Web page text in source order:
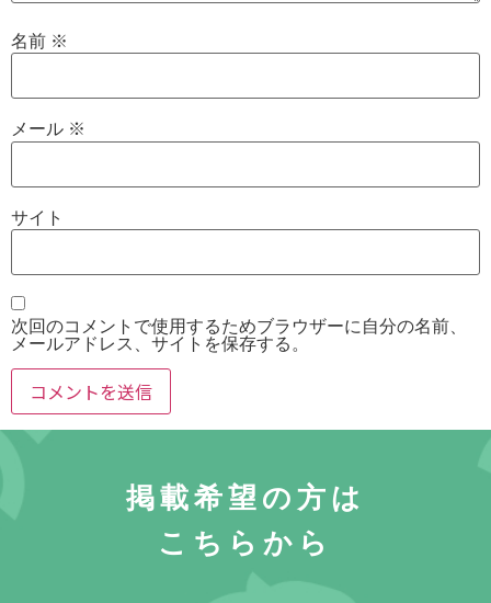
名前 ※
メール ※
サイト
次回のコメントで使用するためブラウザーに自分の名前、
メールアドレス、サイトを保存する。
掲載希望の方は
こちらから